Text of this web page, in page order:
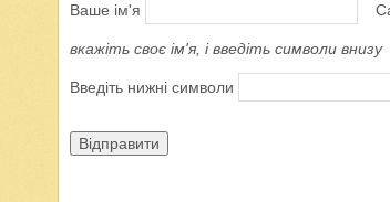
Ваше ім'я
вкажіть своє ім'я, і введіть символи внизу
Введіть нижні символи
Відправити